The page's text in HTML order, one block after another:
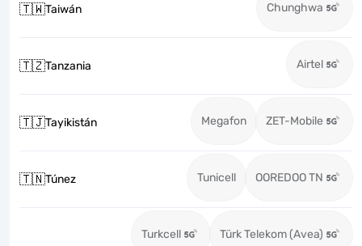
🇹🇼Taiwán Chunghwa
🇹🇿Tanzania Airtel
🇹🇯Tayikistán Megafon ZET-Mobile
🇹🇳Túnez Tunicell OOREDOO TN
Turkcell Türk Telekom (Avea)